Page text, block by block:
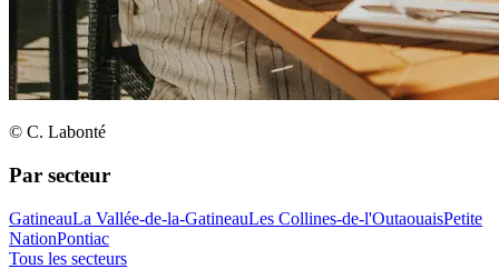
© C. Labonté
Par secteur
GatineauLa Vallée-de-la-GatineauLes Collines-de-l'OutaouaisPetite
NationPontiac
Tous les secteurs